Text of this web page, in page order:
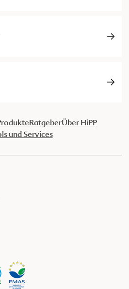
RatgeberÜber HiPP
und Services